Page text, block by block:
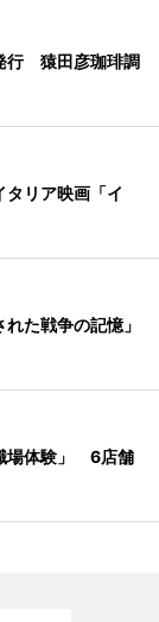
行 猿田彦珈琲調
リア映画「イ
た戦争の記憶」
場体験」 6店舗